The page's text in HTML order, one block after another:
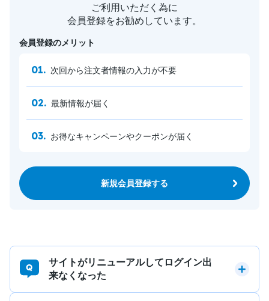
ご利用いただく為に
会員登録をお勧めしています。
会員登録のメリット
次回から注文者情報の入力が不要
最新情報が届く
お得なキャンペーンやクーポンが届く
新規会員登録する
サイトがリニューアルしてログイン出
来なくなった